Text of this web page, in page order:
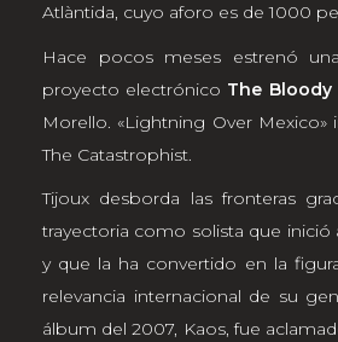
Atlàntida, cuyo aforo es de 1000
Hace pocos meses estrenó
proyecto electrónico The Bloody
Morello. «Lightning Over Mexico»
The Catastrophist.
Tijoux desborda las fronteras
trayectoria como solista que inició
y que la ha convertido en la
relevancia internacional de su
álbum del 2007, Kaos, fue